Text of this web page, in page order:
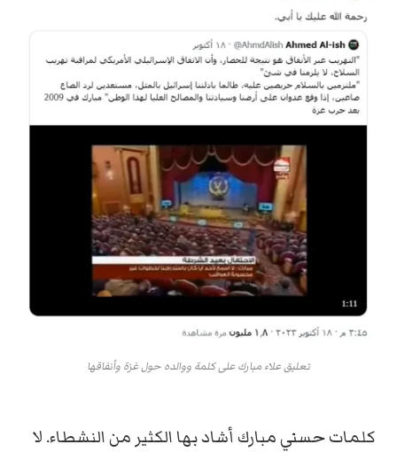
تعليق علاء مبارك على كلمة ووالده حول غزة وأنفاقها
كلمات حسني مبارك أشاد بها الكثير من النشطاء. لا